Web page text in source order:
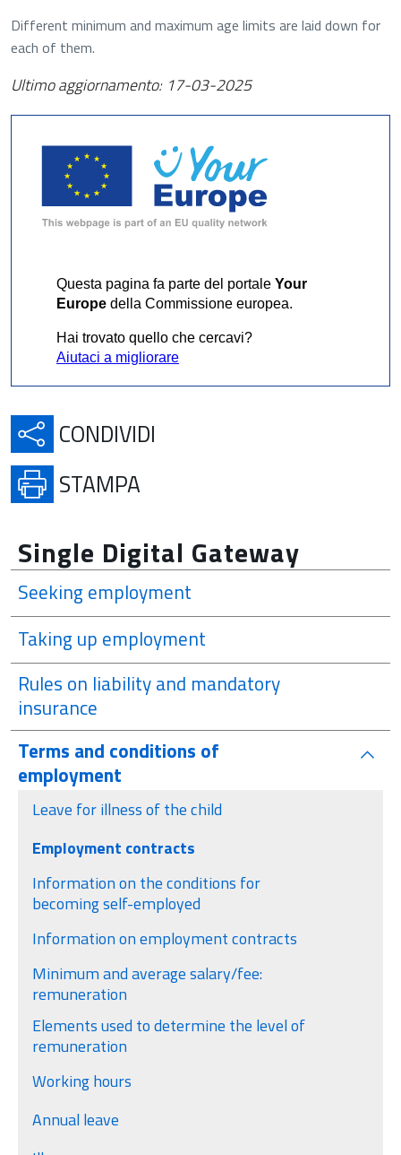
Different minimum and maximum age limits are laid down for
each of them.
Ultimo aggiornamento: 17-03-2025
Questa pagina fa parte del portale Your
Europe della Commissione europea.
Hai trovato quello che cercavi?
Aiutaci a migliorare
CONDIVIDI
STAMPA
Single Digital Gateway
Seeking employment
Taking up employment
Rules on liability and mandatory
insurance
Terms and conditions of
employment
Leave for illness of the child
Employment contracts
Information on the conditions for
becoming self-employed
Information on employment contracts
Minimum and average salary/fee:
remuneration
Elements used to determine the level of
remuneration
Working hours
Annual leave